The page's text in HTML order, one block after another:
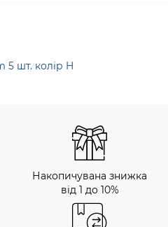
5 шт. колір H
Накопичувана знижка
від 1 до 10%